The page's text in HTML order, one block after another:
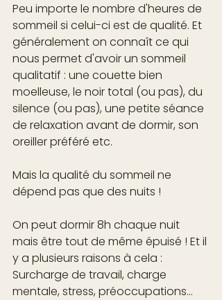
Peu importe le nombre d'heures de
sommeil si celui-ci est de qualité. Et
généralement on connaît ce qui
nous permet d'avoir un sommeil
qualitatif : une couette bien
moelleuse, le noir total (ou pas), du
silence (ou pas), une petite séance
de relaxation avant de dormir, son
oreiller préféré etc.
Mais la qualité du sommeil ne
dépend pas que des nuits !
On peut dormir 8h chaque nuit
mais être tout de même épuisé ! Et il
y a plusieurs raisons à cela :
Surcharge de travail, charge
mentale, stress, préoccupations...